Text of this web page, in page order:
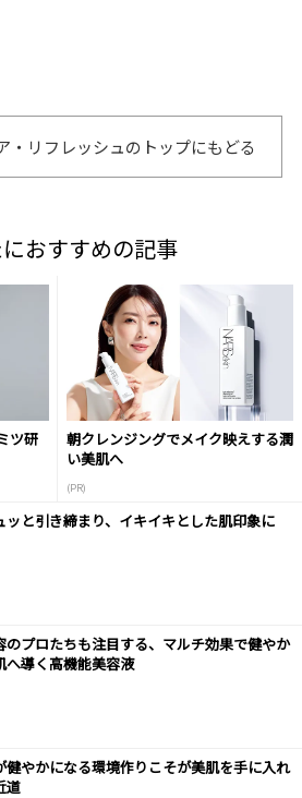
・リフレッシュのトップにもどる
おすすめの記事
ツ研
朝クレンジングでメイク映えする潤
い美肌へ
(PR)
ッと引き締まり、イキイキとした肌印象に
のプロたちも注目する、マルチ効果で健やか
へ導く高機能美容液
健やかになる環境作りこそが美肌を手に入れ
道